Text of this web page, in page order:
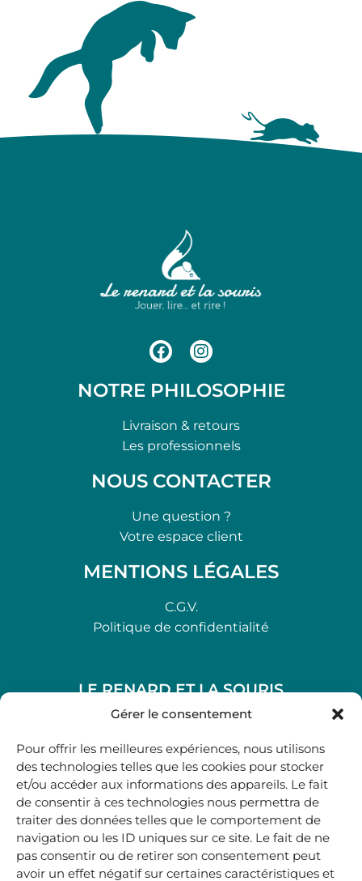
Gérer le consentement
Pour offrir les meilleures expériences, nous utilisons
des technologies telles que les cookies pour stocker
et/ou accéder aux informations des appareils. Le fait
de consentir à ces technologies nous permettra de
traiter des données telles que le comportement de
navigation ou les ID uniques sur ce site. Le fait de ne
pas consentir ou de retirer son consentement peut
avoir un effet négatif sur certaines caractéristiques et
NOTRE PHILOSOPHIE
Livraison & retours
Les professionnels
NOUS CONTACTER
Une question ?
Votre espace client
MENTIONS LÉGALES
C.G.V.
Politique de confidentialité
LE RENARD ET LA SOURIS
48, rue Maubec 33210 LANGON
05 40 41 37 18
.
MARDI AU SAMEDI
10H00-12H45 | 14H00 -19H00